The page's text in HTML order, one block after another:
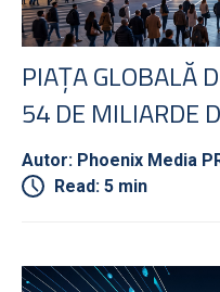
PIAȚA GLOBALĂ
54 DE MILIARDE
Autor: Phoenix Media
Read: 5 min